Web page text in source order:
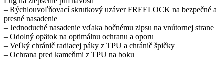
– Rýchlouvoľňovací skrutkový uzáver FREELOCK na bezpečné a
presné nasadenie
– Jednoduché nasadenie vďaka bočnému zipsu na vnútornej strane
– Odolný opätok na optimálnu ochranu a oporu
– Veľký chránič radiacej páky z TPU a chránič špičky
– Ochrana pred kameňmi z TPU na boku